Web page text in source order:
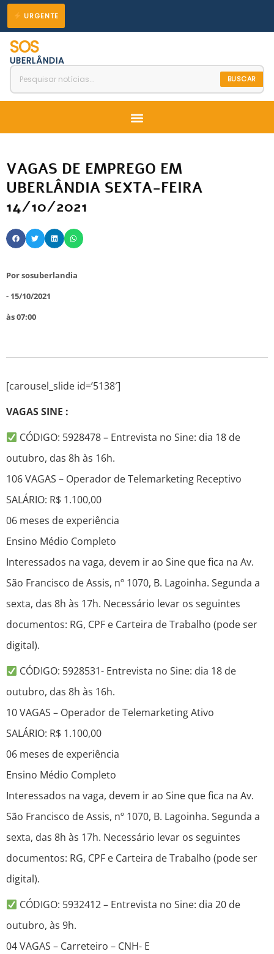
para
conteúdo
URGENTE
SOS
UBERLÂNDIA
BUSCAR
Menu
VAGAS DE EMPREGO EM
UBERLÂNDIA SEXTA-FEIRA
14/10/2021
Porsosuberlandia
- 15/10/2021
às07:00
[carousel_slide id=’5138′]
VAGAS SINE :
CÓDIGO: 5928478 – Entrevista no Sine: dia 18 de
outubro, das 8h às 16h.
106 VAGAS – Operador de Telemarketing Receptivo
SALÁRIO: R$ 1.100,00
06 meses de experiência
Ensino Médio Completo
Interessados na vaga, devem ir ao Sine que fica na Av.
São Francisco de Assis, nº 1070, B. Lagoinha. Segunda a
sexta, das 8h às 17h. Necessário levar os seguintes
documentos: RG, CPF e Carteira de Trabalho (pode ser
digital).
CÓDIGO: 5928531- Entrevista no Sine: dia 18 de
outubro, das 8h às 16h.
10 VAGAS – Operador de Telemarketing Ativo
SALÁRIO: R$ 1.100,00
06 meses de experiência
Ensino Médio Completo
Interessados na vaga, devem ir ao Sine que fica na Av.
São Francisco de Assis, nº 1070, B. Lagoinha. Segunda a
sexta, das 8h às 17h. Necessário levar os seguintes
documentos: RG, CPF e Carteira de Trabalho (pode ser
digital).
CÓDIGO: 5932412 – Entrevista no Sine: dia 20 de
outubro, às 9h.
04 VAGAS – Carreteiro – CNH- E